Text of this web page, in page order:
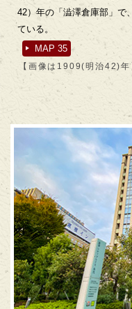
42）年の「澁澤倉庫部」で
ている。
MAP 35
【画像は1909(明治42)年